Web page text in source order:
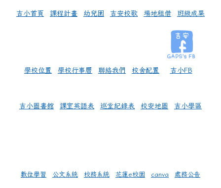
吉小首頁 課程計畫 幼兒園 吉安校歌 場地租借 班級成果
學校位置 學校行事曆 聯絡我們 校舍配置 吉小FB
吉小圖書館 課室英語表 巡堂紀錄表 校安地圖 吉小學區
數位學習 公文系統 校務系統 花蓮e校園 canva 處務公告